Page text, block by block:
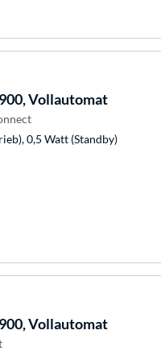
Vollautomat
0,5 Watt (Standby)
Vollautomat